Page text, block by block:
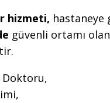
hizmeti, hastaneye
güvenli ortamı
Doktoru,